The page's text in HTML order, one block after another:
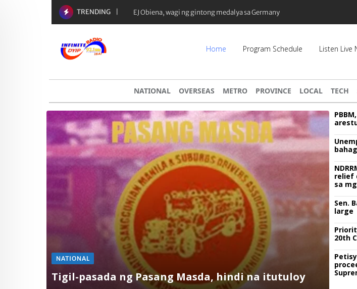
TRENDING EJ Obiena, wagi ng gintong medalya sa Germany
Home Program Schedule Listen Live
NATIONAL OVERSEAS METRO PROVINCE LOCAL TECH
NATIONAL
Tigil-pasada ng Pasang Masda, hindi na itutuloy
relief
sa
Sen.
large
20th